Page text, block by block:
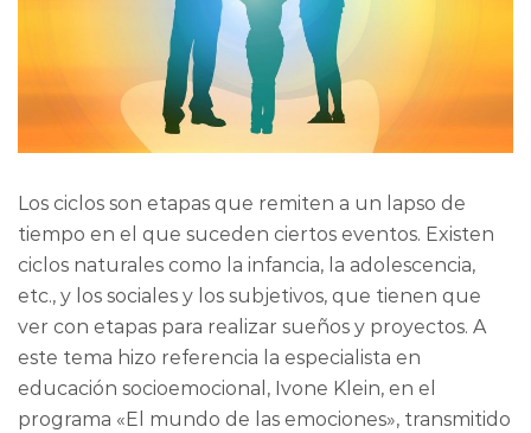
Los ciclos son etapas que remiten a un lapso de
tiempo en el que suceden ciertos eventos. Existen
ciclos naturales como la infancia, la adolescencia,
etc., y los sociales y los subjetivos, que tienen que
ver con etapas para realizar sueños y proyectos. A
este tema hizo referencia la especialista en
educación socioemocional, Ivone Klein, en el
programa «El mundo de las emociones», transmitido